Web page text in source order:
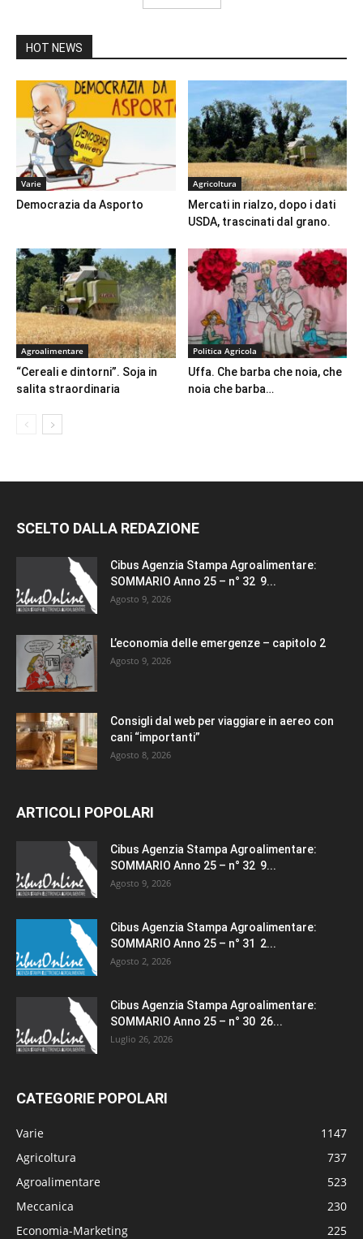
HOT NEWS
Varie
Democrazia da Asporto
Agricoltura
Mercati in rialzo, dopo i dati
USDA, trascinati dal grano.
Agroalimentare
“Cereali e dintorni”. Soja in
salita straordinaria
Politica Agricola
Uffa. Che barba che noia, che
noia che barba…
SCELTO DALLA REDAZIONE
Cibus Agenzia Stampa Agroalimentare:
SOMMARIO Anno 25 – n° 32 9...
Agosto 9, 2026
L’economia delle emergenze – capitolo 2
Agosto 9, 2026
Consigli dal web per viaggiare in aereo con
cani “importanti”
Agosto 8, 2026
ARTICOLI POPOLARI
Cibus Agenzia Stampa Agroalimentare:
SOMMARIO Anno 25 – n° 32 9...
Agosto 9, 2026
Cibus Agenzia Stampa Agroalimentare:
SOMMARIO Anno 25 – n° 31 2...
Agosto 2, 2026
Cibus Agenzia Stampa Agroalimentare:
SOMMARIO Anno 25 – n° 30 26...
Luglio 26, 2026
CATEGORIE POPOLARI
Varie
1147
Agricoltura
737
Agroalimentare
523
Meccanica
230
Economia-Marketing
225